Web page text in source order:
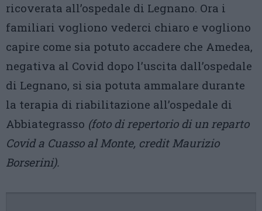
ricoverata all’ospedale di Legnano. Ora i
familiari vogliono vederci chiaro e vogliono
capire come sia potuto accadere che Amedea,
negativa al Covid dopo l’uscita dall’ospedale
di Legnano, si sia potuta ammalare durante
la terapia di riabilitazione all’ospedale di
Abbiategrasso (foto di repertorio di un reparto
Covid a Cuasso al Monte, credit Maurizio
Borserini).